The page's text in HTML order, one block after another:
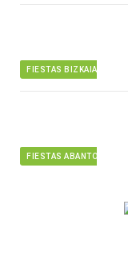
FIESTAS BIZKAIA
FIESTAS ABANTO